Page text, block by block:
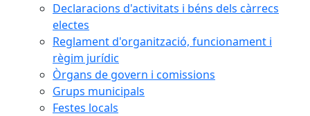
Declaracions d'activitats i béns dels càrrecs
electes
Reglament d'organització, funcionament i
règim jurídic
Òrgans de govern i comissions
Grups municipals
Festes locals